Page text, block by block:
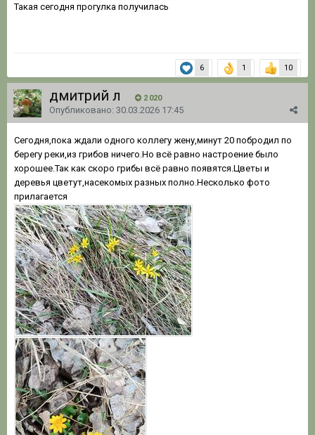
Такая сегодня прогулка получилась
6 1 10
дмитрий л 2 020
Опубликовано: 30.03.2026 17:45
Сегодня,пока ждали одного коллегу жену,минут 20 побродил по
берегу реки,из грибов ничего.Но всё равно настроение было
хорошее.Так как скоро грибы всё равно появятся.Цветы и
деревья цветут,насекомых разных полно.Несколько фото
прилагается